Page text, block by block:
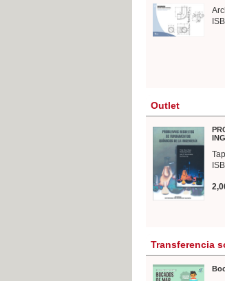
Outlet
Transferencia